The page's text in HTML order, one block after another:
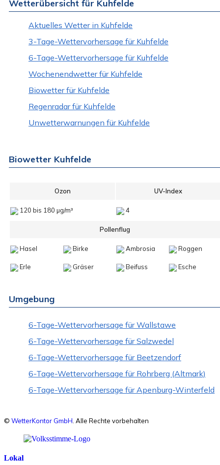
Wetterübersicht für Kuhfelde
Aktuelles Wetter in Kuhfelde
3-Tage-Wettervorhersage für Kuhfelde
6-Tage-Wettervorhersage für Kuhfelde
Wochenendwetter für Kuhfelde
Biowetter für Kuhfelde
Regenradar für Kuhfelde
Unwetterwarnungen für Kuhfelde
Biowetter Kuhfelde
Ozon UV-Index
120 bis 180 µg/m³ 4
Pollenflug
Hasel Birke Ambrosia Roggen
Erle Gräser Beifuss Esche
Umgebung
6-Tage-Wettervorhersage für Wallstawe
6-Tage-Wettervorhersage für Salzwedel
6-Tage-Wettervorhersage für Beetzendorf
6-Tage-Wettervorhersage für Rohrberg (Altmark)
6-Tage-Wettervorhersage für Apenburg-Winterfeld
© WetterKontor GmbH . Alle Rechte vorbehalten
Lokal